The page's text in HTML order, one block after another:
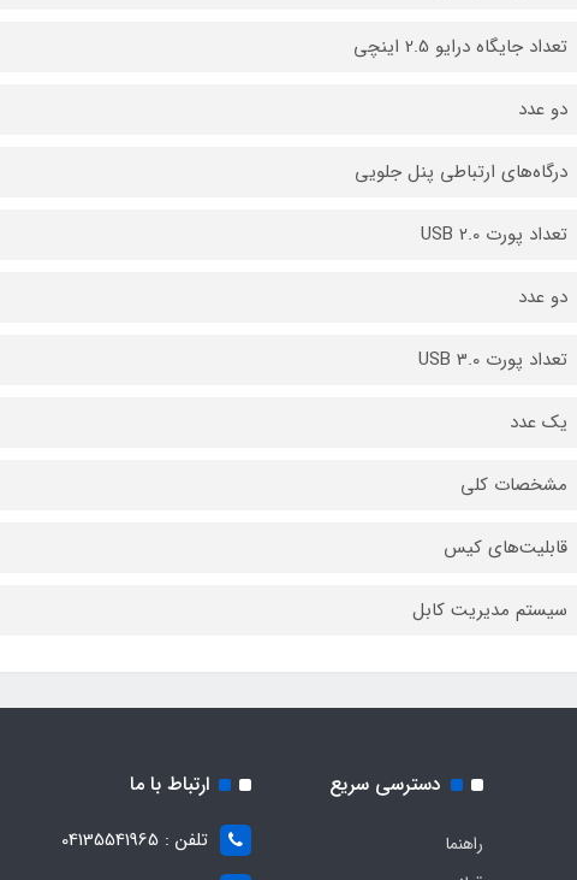
تعداد جایگاه درایو 2.5 اینچی
دو عدد
درگاه‌های ارتباطی پنل جلویی
تعداد پورت USB 2.0
دو عدد
تعداد پورت USB 3.0
یک عدد
مشخصات کلی
قابلیت‌های کیس
سیستم مدیریت کابل
دسترسی سریع
راهنما
ارتباط با ما
تلفن : 04135541965